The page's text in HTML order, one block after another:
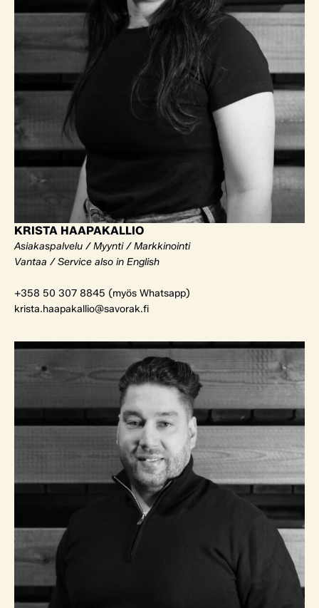
KRISTA HAAPAKALLIO
Asiakaspalvelu / Myynti / Markkinointi
Vantaa / Service also in English
+358 50 307 8845 (myös Whatsapp)
krista.haapakallio@savorak.fi